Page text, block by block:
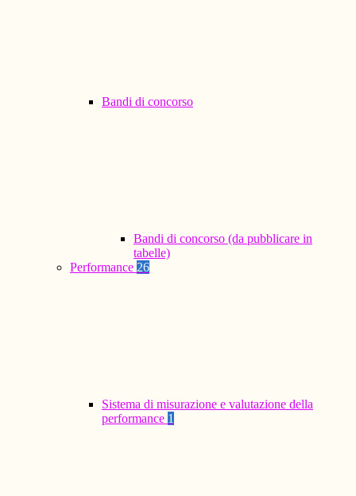
Bandi di concorso
Bandi di concorso (da pubblicare in
tabelle)
Performance 26
Sistema di misurazione e valutazione della
performance 1